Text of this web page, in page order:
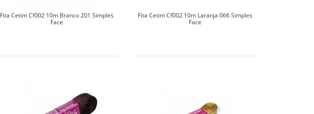
Fita Cetim Cf002 10m Branco 201 Simples
Face
Fita Cetim Cf002 10m Laranja 066 Simples
Face